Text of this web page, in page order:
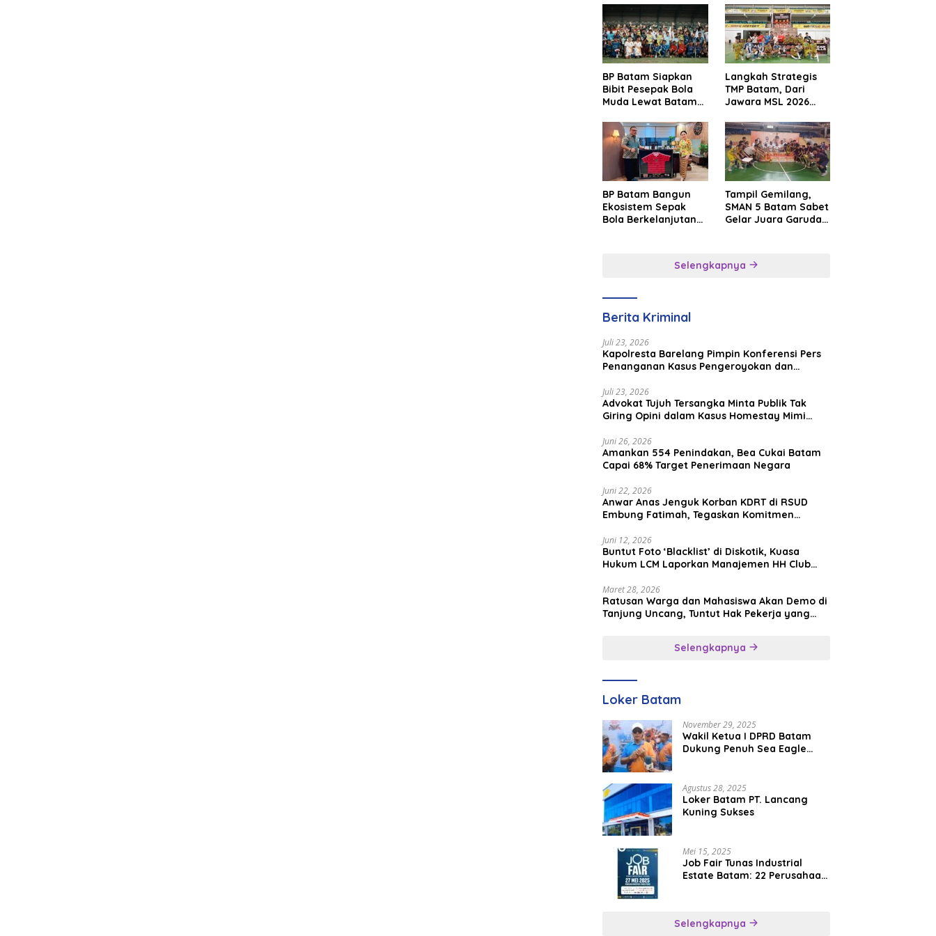
BP Batam Siapkan
Bibit Pesepak Bola
Muda Lewat Batam
Grassroot Football
Festival 2026
Langkah Strategis
TMP Batam, Dari
Jawara MSL 2026
Internasional
BP Batam Bangun
Ekosistem Sepak
Bola Berkelanjutan
Tampil Gemilang,
SMAN 5 Batam Sabet
Gelar Juara Garuda
Selengkapnya
Berita Kriminal
Juli 23, 2026
Kapolresta Barelang Pimpin Konferensi Pers
Penanganan Kasus Pengeroyokan dan
Juli 23, 2026
Advokat Tujuh Tersangka Minta Publik Tak
Giring Opini dalam Kasus Homestay Mimi
Juni 26, 2026
Amankan 554 Penindakan, Bea Cukai Batam
Capai 68% Target Penerimaan Negara
Juni 22, 2026
Anwar Anas Jenguk Korban KDRT di RSUD
Embung Fatimah, Tegaskan Komitmen
Juni 12, 2026
Buntut Foto ‘Blacklist’ di Diskotik, Kuasa
Hukum LCM Laporkan Manajemen HH Club
Maret 28, 2026
Ratusan Warga dan Mahasiswa Akan Demo di
Tanjung Uncang, Tuntut Hak Pekerja yang
Selengkapnya
Loker Batam
November 29, 2025
Wakil Ketua I DPRD Batam
Dukung Penuh Sea Eagle
Agustus 28, 2025
Loker Batam PT. Lancang
Kuning Sukses
Mei 15, 2025
Job Fair Tunas Industrial
Estate Batam: 22 Perusahaan
Selengkapnya